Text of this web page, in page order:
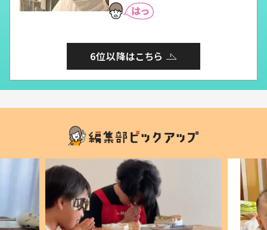
6位以降はこちら